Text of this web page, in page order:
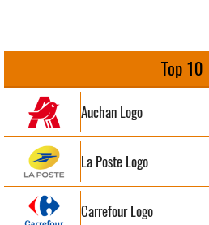
Top 10
Auchan Logo
La Poste Logo
Carrefour Logo